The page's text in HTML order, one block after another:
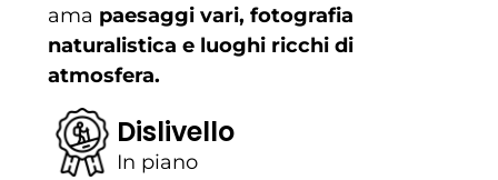
ama paesaggi vari, fotografia
naturalistica e luoghi ricchi di
atmosfera.
Dislivello
In piano